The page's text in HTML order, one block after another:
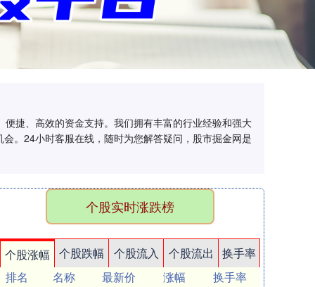
捷、高效的资金支持。我们拥有丰富的行业经验和强大
。24小时客服在线，随时为您解答疑问，股市掘金网是
个股实时涨跌榜
个股涨幅 个股跌幅 个股流入 个股流出
换手率
排名
名称 最新价 涨幅
换手率